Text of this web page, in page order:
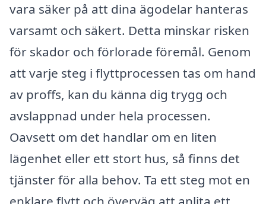
vara säker på att dina ägodelar hanteras
varsamt och säkert. Detta minskar risken
för skador och förlorade föremål. Genom
att varje steg i flyttprocessen tas om hand
av proffs, kan du känna dig trygg och
avslappnad under hela processen.
Oavsett om det handlar om en liten
lägenhet eller ett stort hus, så finns det
tjänster för alla behov. Ta ett steg mot en